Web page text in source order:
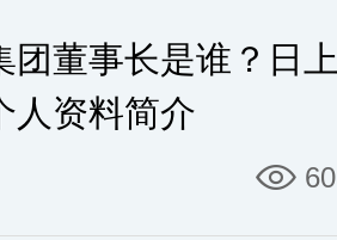
团董事长是谁？日
人资料简介